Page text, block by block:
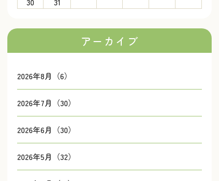
アーカイブ
2026年8月（6）
2026年7月（30）
2026年6月（30）
2026年5月（32）